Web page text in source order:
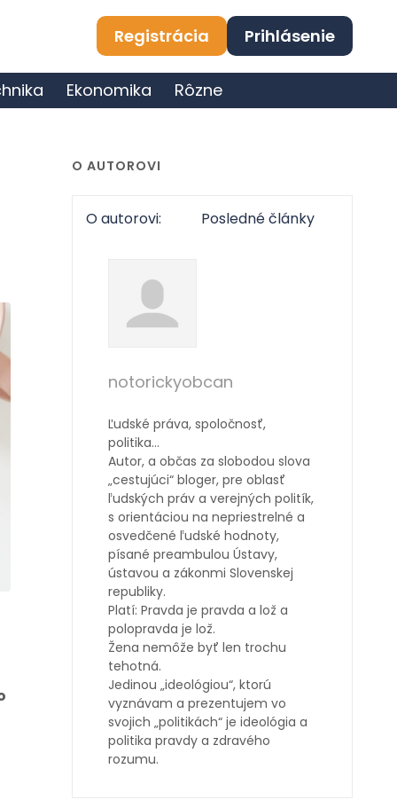
Registrácia Prihlásenie
Ekonomika Rôzne
O AUTOROVI
O autorovi: Posledné články
notorickyobcan
Ľudské práva, spoločnosť,
politika…
Autor, a občas za slobodou slova
„cestujúci“ bloger, pre oblasť
ľudských práv a verejných politík,
s orientáciou na nepriestrelné a
osvedčené ľudské hodnoty,
písané preambulou Ústavy,
ústavou a zákonmi Slovenskej
republiky.
Platí: Pravda je pravda a lož a
polopravda je lož.
Žena nemôže byť len trochu
tehotná.
Jedinou „ideológiou“, ktorú
vyznávam a prezentujem vo
svojich „politikách“ je ideológia a
politika pravdy a zdravého
rozumu.